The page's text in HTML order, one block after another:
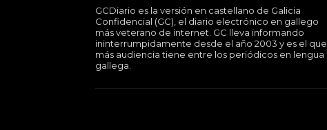
GCDiario es la versión en castellano de Galicia
Confidencial (GC), el diario electrónico en gallego
más veterano de internet. GC lleva informando
ininterrumpidamente desde el año 2003 y es el que
más audiencia tiene entre los periódicos en lengua
gallega.